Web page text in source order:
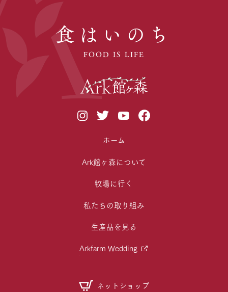
食はいのち
FOOD IS LIFE
ホーム
Ark館ヶ森について
牧場に行く
私たちの取り組み
生産品を見る
Arkfarm Wedding
ネットショップ